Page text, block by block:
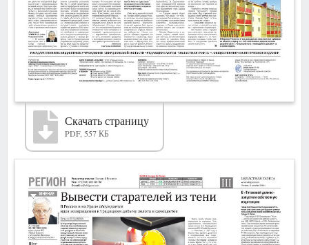
Скачать страницу
PDF, 557 КБ